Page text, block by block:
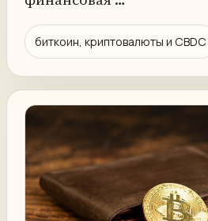
биткоин, криптовалюты и CBDC